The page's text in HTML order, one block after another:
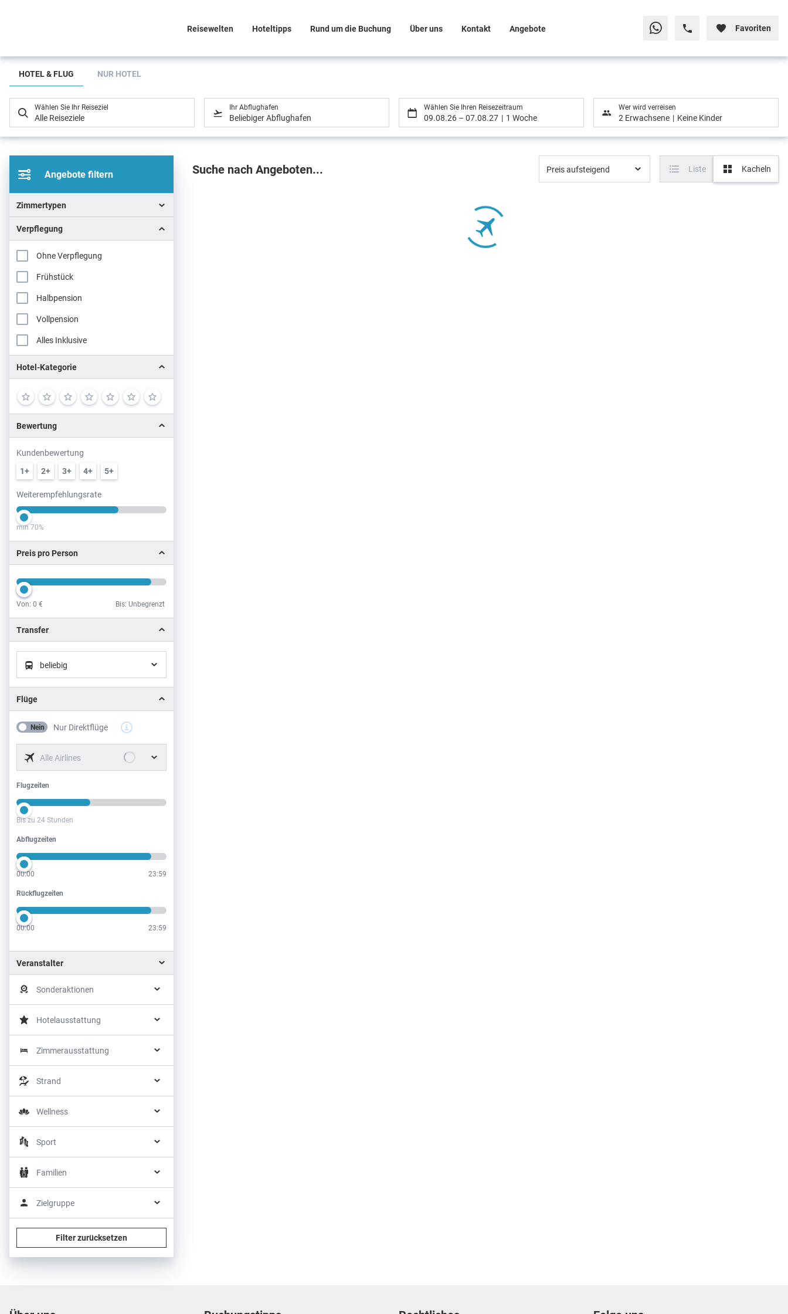
Reisewelten Hoteltipps Rund um die Buchung Über uns Kontakt Angebote Favoriten
Suchlistenseite
HOTEL & FLUG NUR HOTEL
Wählen Sie Ihr Reiseziel
Alle Reiseziele
Ihr Abflughafen
Beliebiger Abflughafen
Wählen Sie Ihren Reisezeitraum
09.08.26 – 07.08.27 1 Woche
Wer wird verreisen
2 Erwachsene Keine Kinder
Angebote filtern
Zimmertypen
Verpflegung
Ohne Verpflegung
Frühstück
Halbpension
Vollpension
Alles Inklusive
Hotel-Kategorie
Bewertung
Kundenbewertung
1+
2+ 3+ 4+ 5+
Weiterempfehlungsrate
Slider
min 70%
Preis pro Person
Von: 0 € Bis: Unbegrenzt
Transfer
beliebig
Flüge
Nein Nur Direktflüge
Alle Airlines
Flugzeiten
Flugzeiten
Bis zu 24 Stunden
Abflugzeiten
Abflugzeiten
00:00 23:59
Rückflugzeiten
Rückflugzeiten
00:00 23:59
Veranstalter
Sonderaktionen
Hotelausstattung
Zimmerausstattung
Strand
Wellness
Sport
Familien
Zielgruppe
Filter zurücksetzen
Suchergebnisse
Suche nach Angeboten... Preis aufsteigend Liste Kacheln